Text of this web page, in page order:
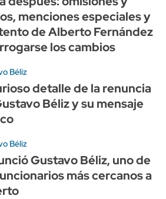
menciones especiales y
de Alberto Fernández
los cambios
Béliz
detalle de la renuncia
Béliz y su mensaje
Béliz
Gustavo Béliz, uno de
más cercanos a